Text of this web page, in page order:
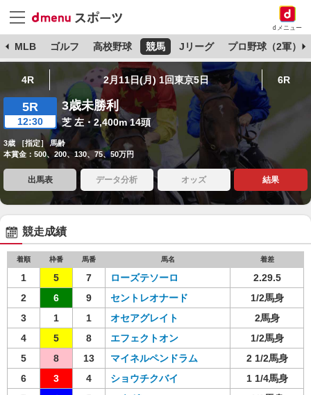
dメニュー
MLB ゴルフ 高校野球 競馬 Jリーグ プロ野球（2軍）
4R 2月11日(月) 1回東京5日 6R
5R
12:30
3歳未勝利
芝 左・2,400m 14頭
3歳 ［指定］ 馬齢
本賞金：500、200、130、75、50万円
出馬表 データ分析 オッズ 結果
競走成績
着順 枠番 馬番 馬名 着差
1 5 7 ローズテソーロ
2.29.5
2
6 9 セントレオナード
1/2馬身
3
1 1 オセアグレイト
2馬身
4
5 8 エフェクトオン
1/2馬身
5
8 13 マイネルペンドラム
2 1/2馬身
6
3 4 ショウチクバイ
1 1/4馬身